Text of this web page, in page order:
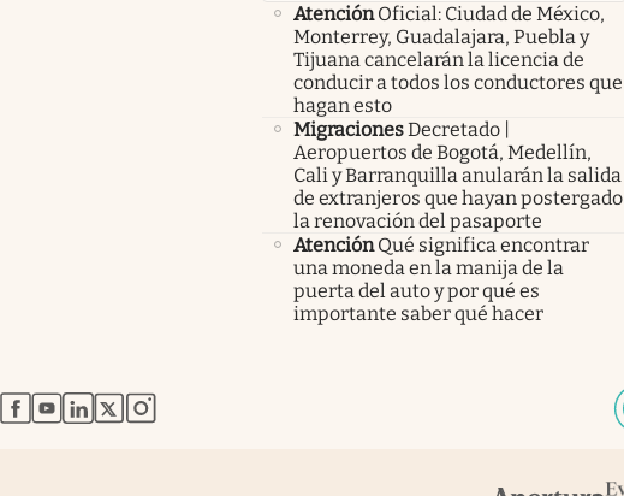
Atención Oficial: Ciudad de México,
Monterrey, Guadalajara, Puebla y
Tijuana cancelarán la licencia de
conducir a todos los conductores que
hagan esto
MigracionesDecretado |
Aeropuertos de Bogotá, Medellín,
Cali y Barranquilla anularán la salida
de extranjeros que hayan postergado
la renovación del pasaporte
Atención Qué significa encontrar
una moneda en la manija de la
puerta del auto y por qué es
importante saber qué hacer
abre en nueva pestaña
abre en nueva pestaña
abre en nueva pestaña
abre en nueva pestaña
abre en nueva pestaña